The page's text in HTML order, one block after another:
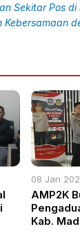
Sekitar Pos
Kebersamaan
08 Jan
AMP2K
Kab.